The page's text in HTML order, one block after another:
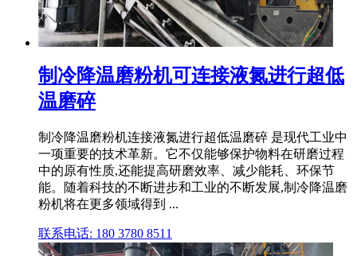
制冷降温磨粉机可连接液氮进行超低
温磨碎
制冷降温磨粉机连接液氮进行超低温磨碎 是现代工业中
一项重要的技术革新。它不仅能够保护物料在研磨过程
中的原有性质,还能提高研磨效率、减少能耗、环保节
能。随着科技的不断进步和工业的不断发展,制冷降温磨
粉机将在更多领域得到 ...
联系电话: 180 3780 8511